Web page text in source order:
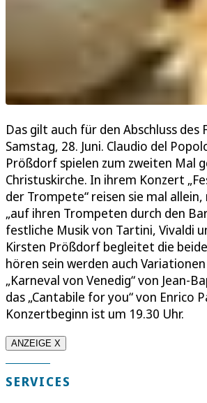
Das gilt auch für den Abschluss des
Samstag, 28. Juni. Claudio del
Prößdorf spielen zum zweiten Mal
Christuskirche. In ihrem Konzert
der Trompete“ reisen sie mal
„auf ihren Trompeten durch den
festliche Musik von Tartini, Vivaldi
Kirsten Prößdorf begleitet die
hören sein werden auch
„Karneval von Venedig“ von Jean-
das „Cantabile for you“ von Enrico
Konzertbeginn ist um 19.30 Uhr.
ANZEIGE X
SERVICES